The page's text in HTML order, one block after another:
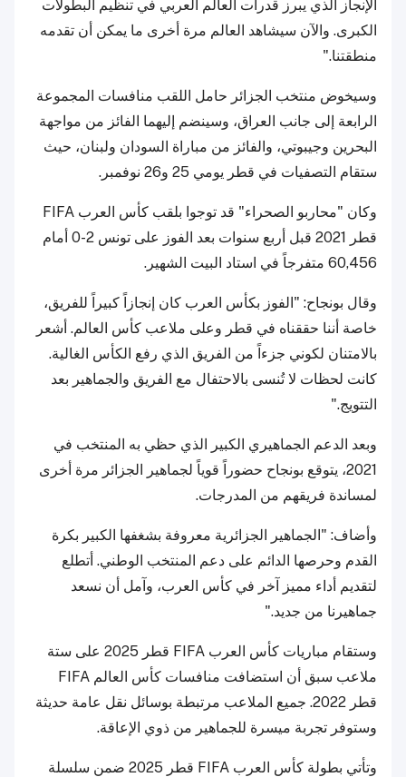
الإنجاز الذي يبرز قدرات العالم العربي في تنظيم البطولات
الكبرى. والآن سيشاهد العالم مرة أخرى ما يمكن أن تقدمه
منطقتنا."
وسيخوض منتخب الجزائر حامل اللقب منافسات المجموعة
الرابعة إلى جانب العراق، وسينضم إليهما الفائز من مواجهة
البحرين وجيبوتي، والفائز من مباراة السودان ولبنان، حيث
ستقام التصفيات في قطر يومي 25 و26 نوفمبر.
وكان "محاربو الصحراء" قد توجوا بلقب كأس العرب FIFA
قطر 2021 قبل أربع سنوات بعد الفوز على تونس 2-0 أمام
60,456 متفرجاً في استاد البيت الشهير.
وقال بونجاح: "الفوز بكأس العرب كان إنجازاً كبيراً للفريق،
خاصة أننا حققناه في قطر وعلى ملاعب كأس العالم. أشعر
بالامتنان لكوني جزءاً من الفريق الذي رفع الكأس الغالية.
كانت لحظات لا تُنسى بالاحتفال مع الفريق والجماهير بعد
التتويج."
وبعد الدعم الجماهيري الكبير الذي حظي به المنتخب في
2021، يتوقع بونجاح حضوراً قوياً لجماهير الجزائر مرة أخرى
لمساندة فريقهم من المدرجات.
وأضاف: "الجماهير الجزائرية معروفة بشغفها الكبير بكرة
القدم وحرصها الدائم على دعم المنتخب الوطني. أتطلع
لتقديم أداء مميز آخر في كأس العرب، وآمل أن نسعد
جماهيرنا من جديد."
وستقام مباريات كأس العرب FIFA قطر 2025 على ستة
ملاعب سبق أن استضافت منافسات كأس العالم FIFA
قطر 2022. جميع الملاعب مرتبطة بوسائل نقل عامة حديثة
وستوفر تجربة ميسرة للجماهير من ذوي الإعاقة.
وتأتي بطولة كأس العرب FIFA قطر 2025 ضمن سلسلة